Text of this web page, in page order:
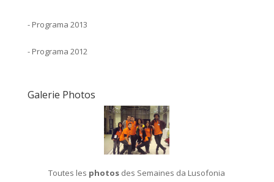
- Programa 2013
- Programa 2012
Galerie Photos
Toutes les photos des Semaines da Lusofonia